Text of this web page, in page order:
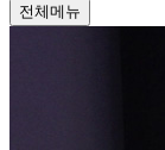
전체메뉴